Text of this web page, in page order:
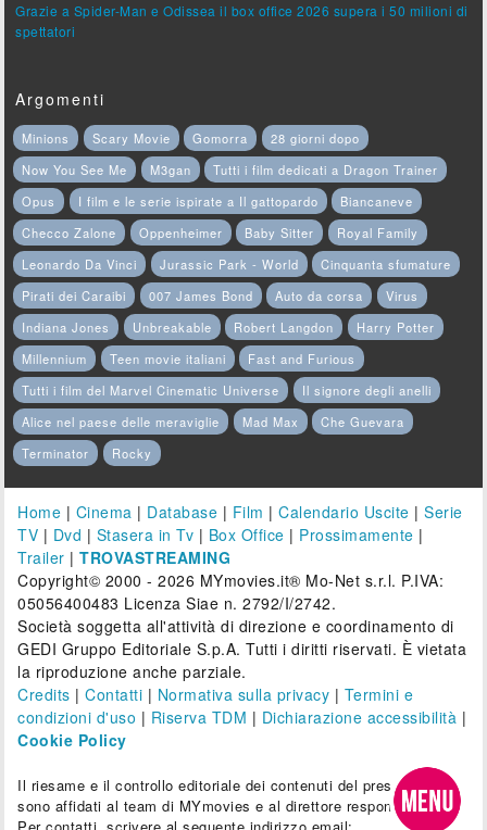
Grazie a Spider-Man e Odissea il box office 2026 supera i 50 milioni di
spettatori
Argomenti
Minions Scary Movie Gomorra
28 giorni dopo
Now You See Me
M3gan
Tutti i film dedicati a Dragon Trainer
Opus
I film e le serie ispirate a Il gattopardo
Biancaneve
Checco Zalone
Oppenheimer Baby Sitter
Royal Family
Leonardo Da Vinci
Jurassic Park - World
Cinquanta sfumature
Pirati dei Caraibi
007 James Bond Auto da corsa
Virus
Indiana Jones
Unbreakable Robert Langdon
Harry Potter
Millennium
Teen movie italiani
Fast and Furious
Tutti i film del Marvel Cinematic Universe
Il signore degli anelli
Alice nel paese delle meraviglie
Mad Max
Che Guevara
Terminator
Rocky
Home | Cinema | Database | Film |Calendario Uscite |Serie
TV | Dvd | Stasera in Tv | Box Office | Prossimamente |
Trailer |TROVASTREAMING
Copyright© 2000 - 2026 MYmovies.it® Mo-Net s.r.l. P.IVA:
05056400483 Licenza Siae n. 2792/I/2742.
Società soggetta all'attività di direzione e coordinamento di
GEDI Gruppo Editoriale S.p.A. Tutti i diritti riservati. È vietata
la riproduzione anche parziale.
Credits |Contatti | Normativa sulla privacy | Termini e
condizioni d'uso | Riserva TDM | Dichiarazione accessibilità |
Cookie Policy
Il riesame e il controllo editoriale dei contenuti del presente sito
sono affidati al team di MYmovies e al direttore responsabile.